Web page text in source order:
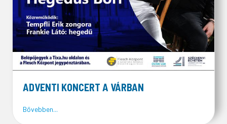
ADVENTI KONCERT A VÁRBAN
Bővebben...